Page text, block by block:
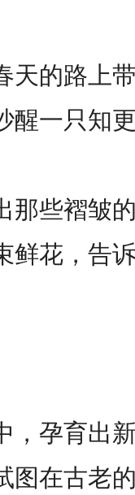
天的路上
醒一只知
那些褶皱
鲜花，告
，孕育出
图在古老